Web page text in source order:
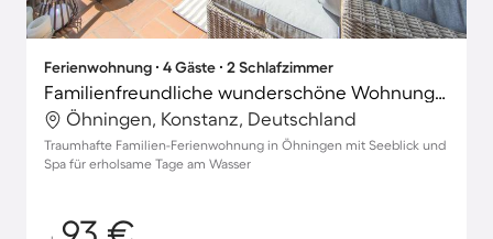
Ferienwohnung ∙ 4 Gäste ∙ 2 Schlafzimmer
Familienfreundliche wunderschöne Wohnung mit Garten und Terrasse | Naturblick
Öhningen, Konstanz, Deutschland
Traumhafte Familien-Ferienwohnung in Öhningen mit Seeblick und
Spa für erholsame Tage am Wasser